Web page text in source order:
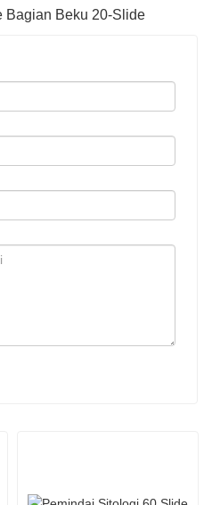
Bagian Beku 20-Slide